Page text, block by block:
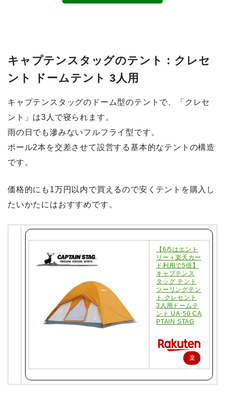
キャプテンスタッグのテント：クレセ
ント ドームテント 3人用
キャプテンスタッグのドーム型のテントで、「クレセ
ント」は3人で寝られます。
雨の日でも滲みないフルフライ型です。
ポール2本を交差させて設営する基本的なテントの構造
です。
価格的にも1万円以内で買えるので安くテントを購入し
たいかたにはおすすめです。
【6/5はエント
リー＋楽天カー
ド利用で5倍】
キャプテンス
タッグ テント
ツーリングテン
ト クレセント
3人用ドームテ
ント UA-50 CA
PTAIN STAG
楽
天
で